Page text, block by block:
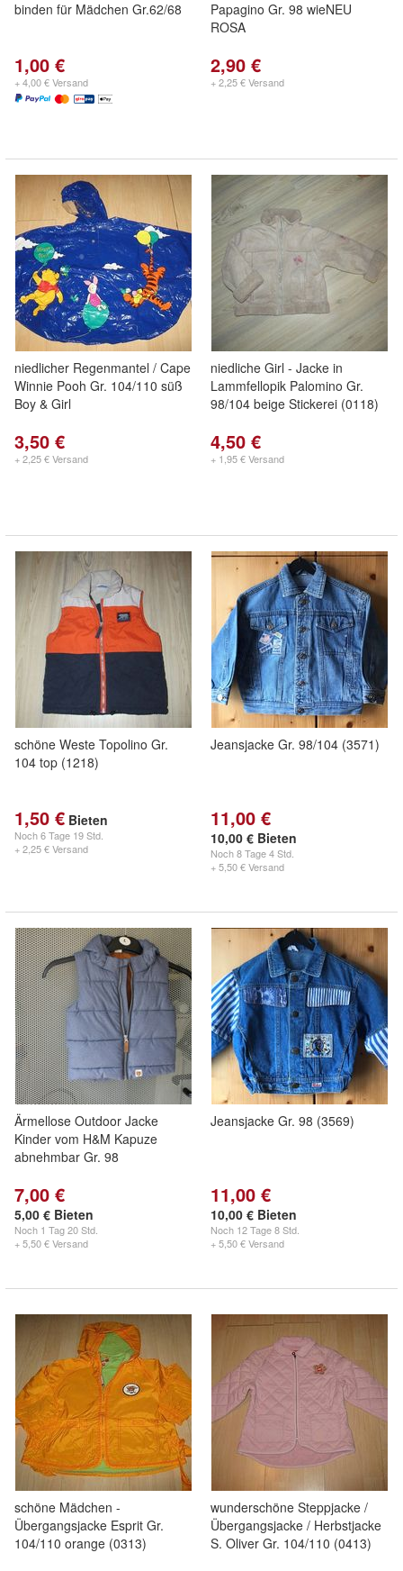
binden für Mädchen Gr.62/68
1,00 €
+ 4,00 € Versand
Papagino Gr. 98 wieNEU
ROSA
2,90 €
+ 2,25 € Versand
niedlicher Regenmantel / Cape
Winnie Pooh Gr. 104/110 süß
Boy & Girl
3,50 €
+ 2,25 € Versand
niedliche Girl - Jacke in
Lammfellopik Palomino Gr.
98/104 beige Stickerei (0118)
4,50 €
+ 1,95 € Versand
schöne Weste Topolino Gr.
104 top (1218)
1,50 € Bieten
Noch6 Tage 19 Std.
+ 2,25 € Versand
Jeansjacke Gr. 98/104 (3571)
11,00 €
10,00 € Bieten
Noch8 Tage 4 Std.
+ 5,50 € Versand
Ärmellose Outdoor Jacke
Kinder vom H&M Kapuze
abnehmbar Gr. 98
7,00 €
5,00 € Bieten
Noch 1 Tag 20 Std.
+ 5,50 € Versand
Jeansjacke Gr. 98 (3569)
11,00 €
10,00 € Bieten
Noch 12 Tage 8 Std.
+ 5,50 € Versand
schöne Mädchen -
Übergangsjacke Esprit Gr.
104/110 orange (0313)
wunderschöne Steppjacke /
Übergangsjacke / Herbstjacke
S. Oliver Gr. 104/110 (0413)